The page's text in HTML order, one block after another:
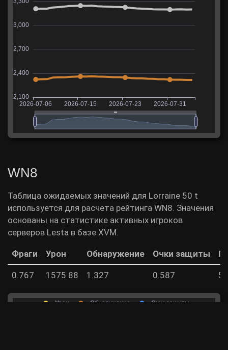
WN8
Таблица ожидаемых значений для Lorraine 50 t
используется для расчета рейтинга WN8. Значения
основаны на статистике активных игроков
серверов Lesta в базе XVM.
Фраги Урон Обнаружение Очки защиты
0.767 1575.88 1.327 0.587